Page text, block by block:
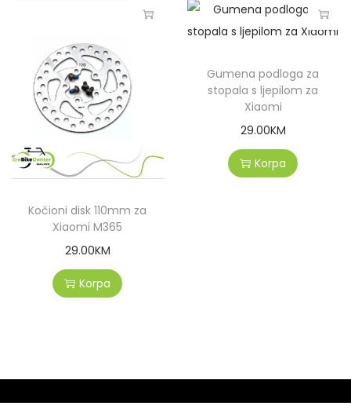
Kočioni disk 110mm za
Xiaomi M365
29.00KM
Korpa
Gumena podloga za
stopala s ljepilom za
Xiaomi
29.00KM
Korpa